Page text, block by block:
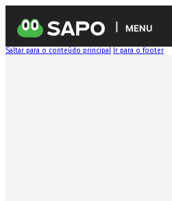
MENU
Saltar para o conteúdo principal Ir para o footer